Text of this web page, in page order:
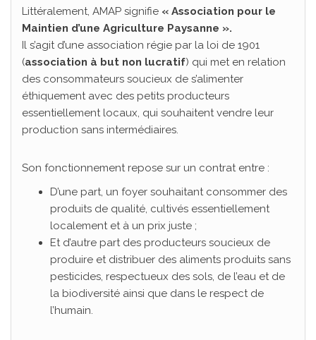
Littéralement, AMAP signifie « Association pour le
Maintien d’une Agriculture Paysanne ».
Il s’agit d’une association régie par la loi de 1901
(association à but non lucratif) qui met en relation
des consommateurs soucieux de s’alimenter
éthiquement avec des petits producteurs
essentiellement locaux, qui souhaitent vendre leur
production sans intermédiaires.
Son fonctionnement repose sur un contrat entre :
D’une part, un foyer souhaitant consommer des
produits de qualité, cultivés essentiellement
localement et à un prix juste ;
Et d’autre part des producteurs soucieux de
produire et distribuer des aliments produits sans
pesticides, respectueux des sols, de l’eau et de
la biodiversité ainsi que dans le respect de
l’humain.